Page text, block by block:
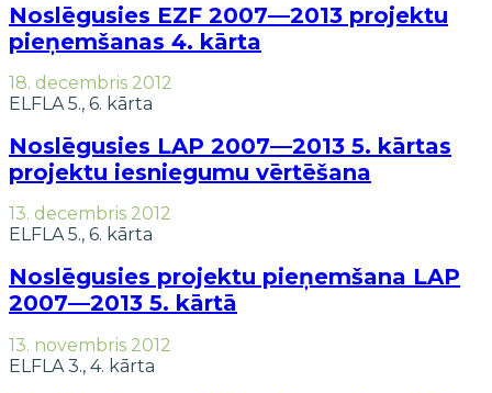
Noslēgusies EZF 2007—2013 projektu
pieņemšanas 4. kārta
18. decembris 2012
ELFLA 5., 6. kārta
Noslēgusies LAP 2007—2013 5. kārtas
projektu iesniegumu vērtēšana
13. decembris 2012
ELFLA 5., 6. kārta
Noslēgusies projektu pieņemšana LAP
2007—2013 5. kārtā
13. novembris 2012
ELFLA 3., 4. kārta